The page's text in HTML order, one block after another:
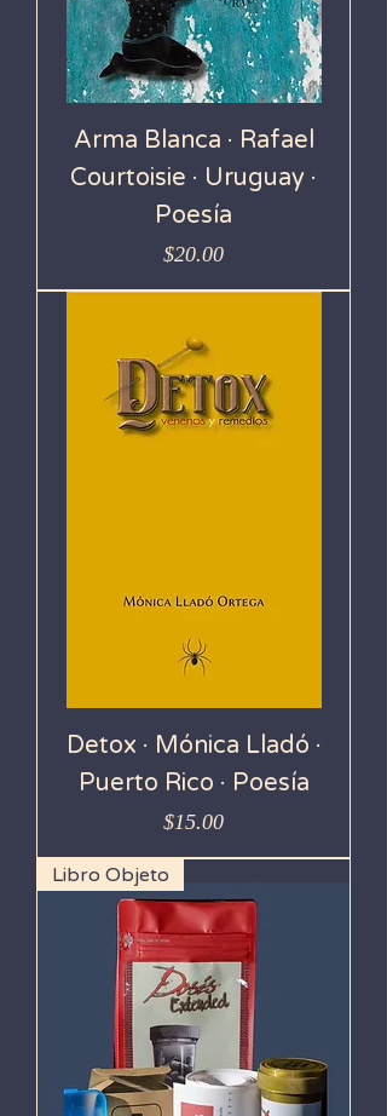
Arma Blanca · Rafael
Courtoisie · Uruguay ·
Poesía
Precio
$20.00
Detox · Mónica Lladó ·
Puerto Rico · Poesía
Precio
$15.00
Libro Objeto